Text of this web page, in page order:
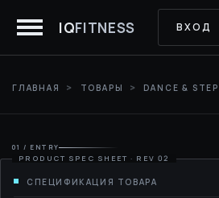
IQFITNESS ВХОД
ГЛАВНАЯ ТОВАРЫ DANCE & STEP
01 / ENTRY